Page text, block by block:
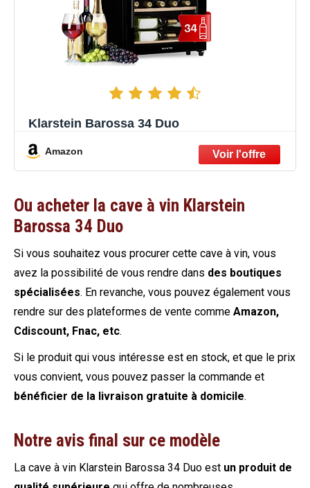
Klarstein Barossa 34 Duo
Amazon
Ou acheter la cave à vin Klarstein
Barossa 34 Duo
Si vous souhaitez vous procurer cette cave à vin, vous
avez la possibilité de vous rendre dans des boutiques
spécialisées. En revanche, vous pouvez également vous
rendre sur des plateformes de vente comme Amazon,
Cdiscount, Fnac, etc.
Si le produit qui vous intéresse est en stock, et que le prix
vous convient, vous pouvez passer la commande et
bénéficier de la livraison gratuite à domicile.
Notre avis final sur ce modèle
La cave à vin Klarstein Barossa 34 Duo est un produit de